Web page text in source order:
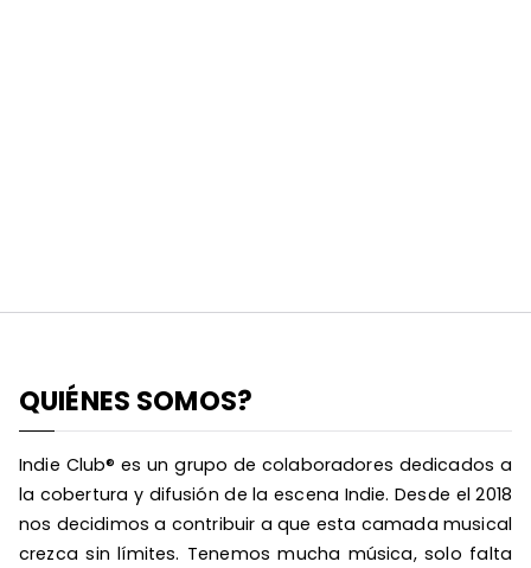
QUIÉNES SOMOS?
Indie Club® es un grupo de colaboradores dedicados a
la cobertura y difusión de la escena Indie. Desde el 2018
nos decidimos a contribuir a que esta camada musical
crezca sin límites. Tenemos mucha música, solo falta